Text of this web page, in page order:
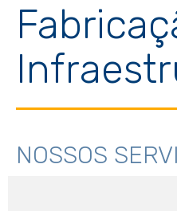
NOSSOS